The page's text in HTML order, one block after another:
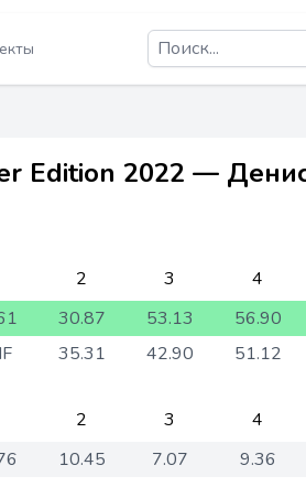
Edition 2022 —
2 3 4
30.87 53.13 56.90
35.31 42.90 51.12
2 3 4
10.45 7.07 9.36